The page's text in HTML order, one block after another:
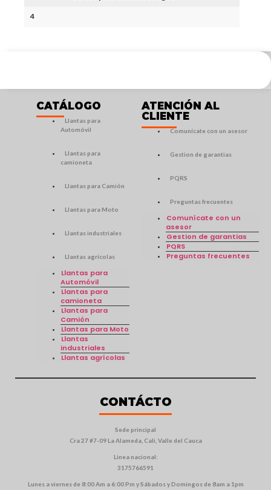
4
CATÁLOGO
Llantas para
Automóvil
Llantas para
camioneta
Llantas para Camión
Llantas para Moto
Llantas industriales
Llantas agrícolas
Llantas para
Automóvil
Llantas para
camioneta
Llantas para
Camión
Llantas para Moto
Llantas
industriales
Llantas agrícolas
ATENCIÓN AL
CLIENTE
Comunícate con un asesor
Gestion de garantias
PQRS
Preguntas frecuentes
Comunícate con un
asesor
Gestion de garantias
PQRS
Preguntas frecuentes
CONTÁCTO
Sede principal
Cra 27 #7-09 La Alameda, Cali, Valle del Cauca
Linea nacional:
3175766591
Lunes a viernes de 8:00 Am a 6:00 Pm y Sábados y Domingos de 8am a 1pm